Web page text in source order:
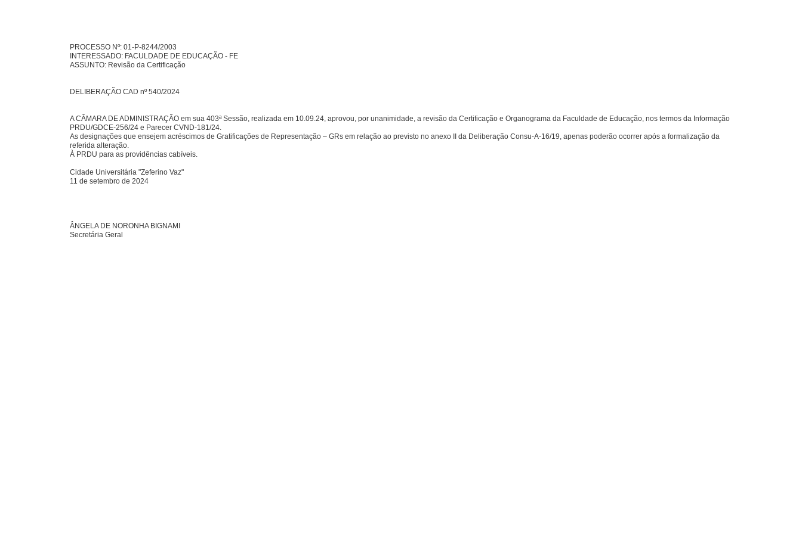
PROCESSO Nº: 01-P-8244/2003
INTERESSADO: FACULDADE DE EDUCAÇÃO - FE
ASSUNTO: Revisão da Certificação
DELIBERAÇÃO CAD nº 540/2024
A CÂMARA DE ADMINISTRAÇÃO em sua 403ª Sessão, realizada em 10.09.24, aprovou, por unanimidade, a revisão da Certificação e Organograma da Faculdade de Educação, nos termos da Informação
PRDU/GDCE-256/24 e Parecer CVND-181/24.
As designações que ensejem acréscimos de Gratificações de Representação – GRs em relação ao previsto no anexo II da Deliberação Consu-A-16/19, apenas poderão ocorrer após a formalização da
referida alteração.
À PRDU para as providências cabíveis.
Cidade Universitária "Zeferino Vaz"
11 de setembro de 2024
ÂNGELA DE NORONHA BIGNAMI
Secretária Geral